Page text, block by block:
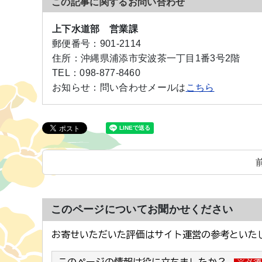
この記事に関するお問い合わせ
上下水道部 営業課
郵便番号： 901-2114
住所： 沖縄県浦添市安波茶一丁目1番3号2階
TEL：098-877-8460
お知らせ： 問い合わせメールは こちら
このページについてお聞かせください